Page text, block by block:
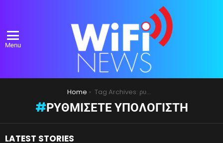
Menu
Home Tag Archives: ρυθμίσετε υπολογιστή
ΡΥΘΜΊΣΕΤΕ ΥΠΟΛΟΓΙΣΤΉ
LATEST STORIES